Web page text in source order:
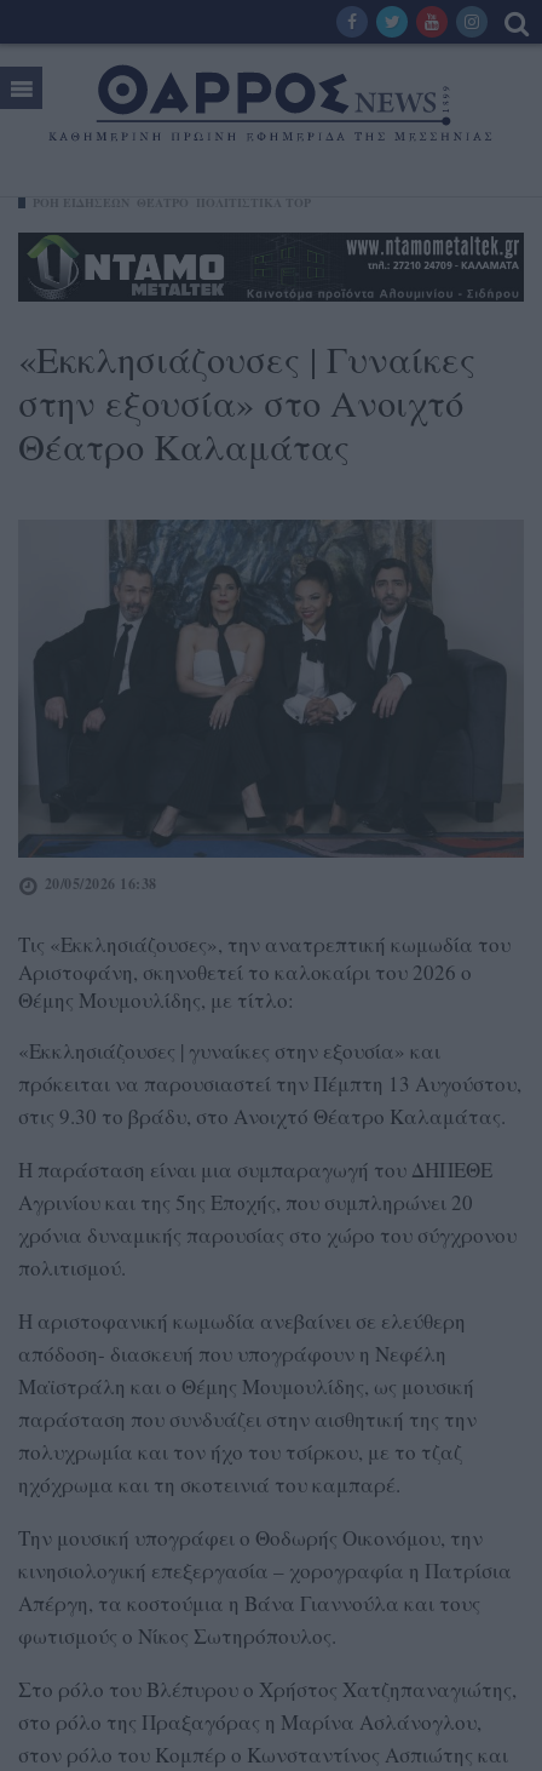
«Εκκλησιάζουσες | Γυναίκες
στην εξουσία» στο Ανοιχτό
Θέατρο Καλαμάτας
20/05/2026 16:38
Τις «Εκκλησιάζουσες», την ανατρεπτική κωμωδία του
Αριστοφάνη, σκηνοθετεί το καλοκαίρι του 2026 ο
Θέμης Μουμουλίδης, με τίτλο:
«Εκκλησιάζουσες | γυναίκες στην εξουσία» και
πρόκειται να παρουσιαστεί την Πέμπτη 13 Αυγούστου,
στις 9.30 το βράδυ, στο Ανοιχτό Θέατρο Καλαμάτας.
Η παράσταση είναι μια συμπαραγωγή του ΔΗΠΕΘΕ
Αγρινίου και της 5ης Εποχής, που συμπληρώνει 20
χρόνια δυναμικής παρουσίας στο χώρο του σύγχρονου
πολιτισμού.
Η αριστοφανική κωμωδία ανεβαίνει σε ελεύθερη
απόδοση- διασκευή που υπογράφουν η Νεφέλη
Μαϊστράλη και ο Θέμης Μουμουλίδης, ως μουσική
παράσταση που συνδυάζει στην αισθητική της την
πολυχρωμία και τον ήχο του τσίρκου, με το τζαζ
ηχόχρωμα και τη σκοτεινιά του καμπαρέ.
Την μουσική υπογράφει ο Θοδωρής Οικονόμου, την
κινησιολογική επεξεργασία – χορογραφία η Πατρίσια
Απέργη, τα κοστούμια η Βάνα Γιαννούλα και τους
φωτισμούς ο Νίκος Σωτηρόπουλος.
Στο ρόλο του Βλέπυρου ο Χρήστος Χατζηπαναγιώτης,
στο ρόλο της Πραξαγόρας η Μαρίνα Ασλάνογλου,
στον ρόλο του Κομπέρ ο Κωνσταντίνος Ασπιώτης και